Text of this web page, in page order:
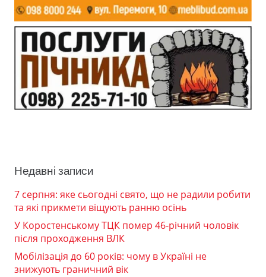
Недавні записи
7 серпня: яке сьогодні свято, що не радили робити
та які прикмети віщують ранню осінь
У Коростенському ТЦК помер 46-річний чоловік
після проходження ВЛК
Мобілізація до 60 років: чому в Україні не
знижують граничний вік